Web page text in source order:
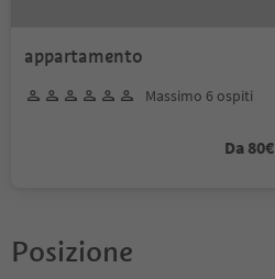
appartamento
Massimo 6 ospiti
Da 80€
Posizione